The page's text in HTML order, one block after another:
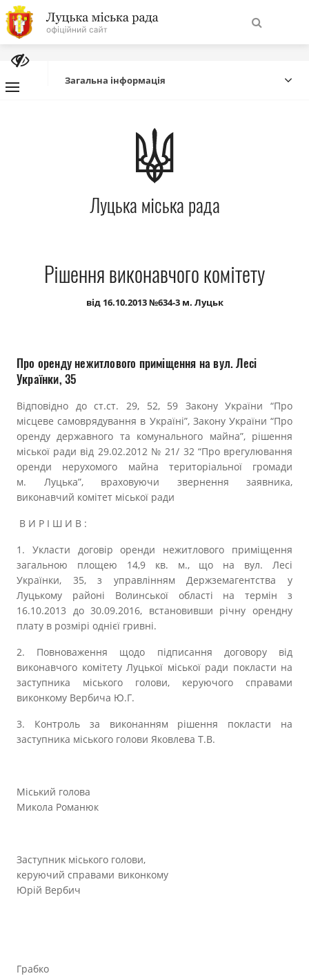
На
головну
Про місто
Міська влада
Міська рада
Публічна інформація
Документи
Загальна інформація
Луцька міська рада
Рішення виконавчого комітету
від 16.10.2013 №634-3 м. Луцьк
Про оренду нежитлового приміщення на вул. Лесі
Українки, 35
Відповідно до ст.ст. 29, 52, 59 Закону України “Про
місцеве самоврядування в Україні”, Закону України “Про
оренду державного та комунального майна”, рішення
міської ради від 29.02.2012 № 21/ 32 “Про врегулювання
оренди нерухомого майна територіальної громади
м. Луцька”, враховуючи звернення заявника,
виконавчий комітет міської ради
В И Р І Ш И В :
1. Укласти договір оренди нежитлового приміщення
загальною площею 14,9 кв. м., що на вул. Лесі
Українки, 35, з управлінням Держземагентства у
Луцькому районі Волинської області на термін з
16.10.2013 до 30.09.2016, встановивши річну орендну
плату в розмірі однієї гривні.
2. Повноваження щодо підписання договору від
виконавчого комітету Луцької міської ради покласти на
заступника міського голови, керуючого справами
виконкому Вербича Ю.Г.
3. Контроль за виконанням рішення покласти на
заступника міського голови Яковлева Т.В.
Міський голова
Микола Романюк
Заступник міського голови,
керуючий справами виконкому
Юрій Вербич
Грабко